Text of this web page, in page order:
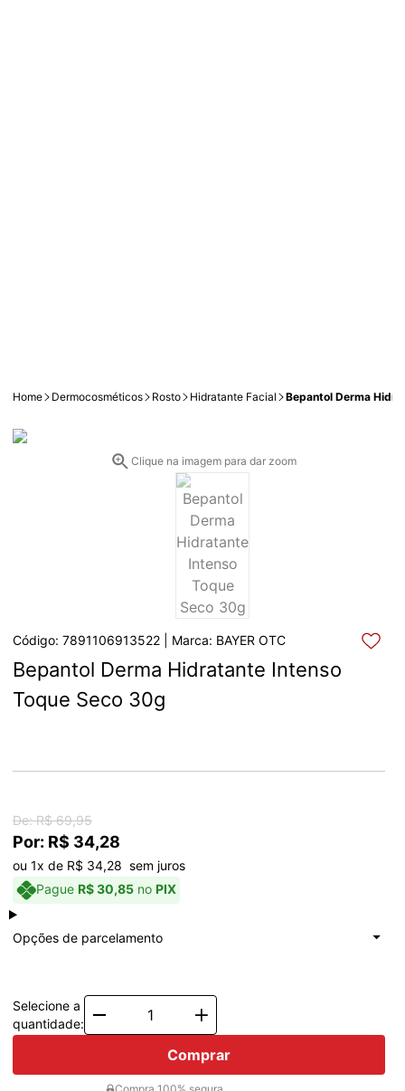
Home Dermocosméticos Rosto Hidratante Facial Bepantol Derma
Clique na imagem para dar zoom
Código: 7891106913522 | Marca: BAYER OTC
Bepantol Derma Hidratante Intenso
Toque Seco 30g
De: R$ 69,95
Por: R$ 34,28
ou 1x de R$ 34,28  sem juros
Pague R$ 30,85 no PIX
Opções de parcelamento
à vistaR$ 34,28
Total: R$ 34,28
Selecione a
quantidade:
Comprar
Compra 100% segura